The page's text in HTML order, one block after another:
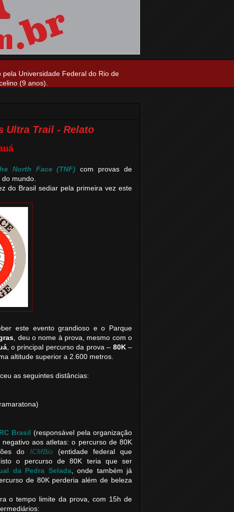
Universidade Federal do Rio de
(9 anos).
Ultra Trail - Relato
North Face (TNF) com provas de
mundo.
do Brasil sediar pela primeira vez este
este evento grandioso e o Parque
, deu o nome à prova, mesmo com o
, o principal percurso da prova – 80K–
altitude superior a 2.600 metros.
as seguintes distâncias:
Brasil (responsável pela organização
aos atletas: o percurso de 80K
do ICMBio(entidade federal que
o percurso de 80K teria que ser
da Pedra Selada, onde também já
de 80K perderia além de beleza
o tempo limite da prova, com 15h de